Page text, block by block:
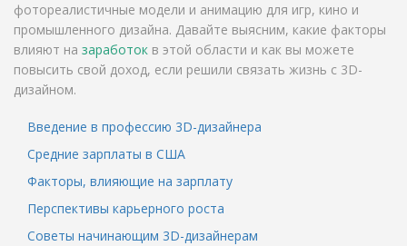
фотореалистичные модели и анимацию для игр, кино и
промышленного дизайна. Давайте выясним, какие факторы
влияют на заработок в этой области и как вы можете
повысить свой доход, если решили связать жизнь с 3D-
дизайном.
Введение в профессию 3D-дизайнера
Средние зарплаты в США
Факторы, влияющие на зарплату
Перспективы карьерного роста
Советы начинающим 3D-дизайнерам